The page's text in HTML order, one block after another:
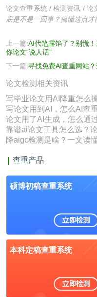
论文查重系统/检测资讯 / 论
底是不是一回事？搞懂这点才
上一篇:AI代笔露馅了？别慌
你论文“说人话”
下一篇:寻找免费AI查重网站
论文检测相关资讯
写毕业论文用AI降重怎么
写论文用到AI，怎么AI查
论文用了AI生成，怎么通
靠谱ai论文工具怎么选？
降aigc检测是啥？一文读
查重产品
硕博初稿查重系统
本科定稿查重系统